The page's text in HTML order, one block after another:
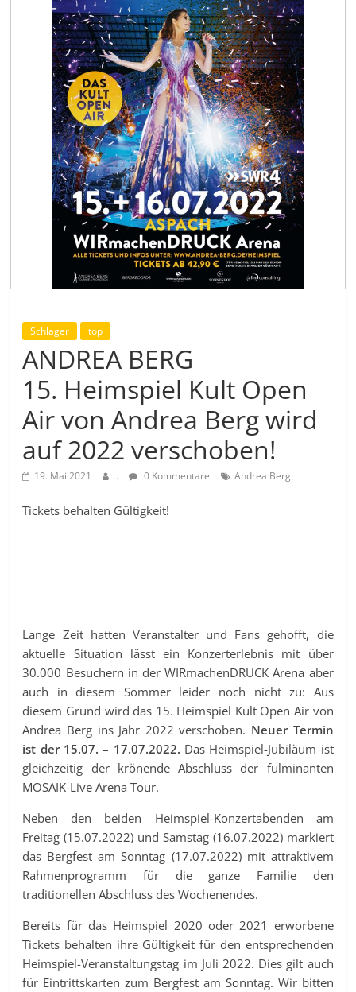
Schlager top
ANDREA BERG
15. Heimspiel Kult Open
Air von Andrea Berg wird
auf 2022 verschoben!
19. Mai 2021 . 0 Kommentare Andrea Berg
Tickets behalten Gültigkeit!
Lange Zeit hatten Veranstalter und Fans gehofft, die
aktuelle Situation lässt ein Konzerterlebnis mit über
30.000 Besuchern in der WIRmachenDRUCK Arena aber
auch in diesem Sommer leider noch nicht zu: Aus
diesem Grund wird das 15. Heimspiel Kult Open Air von
Andrea Berg ins Jahr 2022 verschoben. Neuer Termin
ist der 15.07. – 17.07.2022. Das Heimspiel-Jubiläum ist
gleichzeitig der krönende Abschluss der fulminanten
MOSAIK-Live Arena Tour.
Neben den beiden Heimspiel-Konzertabenden am
Freitag (15.07.2022) und Samstag (16.07.2022) markiert
das Bergfest am Sonntag (17.07.2022) mit attraktivem
Rahmenprogramm für die ganze Familie den
traditionellen Abschluss des Wochenendes.
Bereits für das Heimspiel 2020 oder 2021 erworbene
Tickets behalten ihre Gültigkeit für den entsprechenden
Heimspiel-Veranstaltungstag im Juli 2022. Dies gilt auch
für Eintrittskarten zum Bergfest am Sonntag. Wir bitten